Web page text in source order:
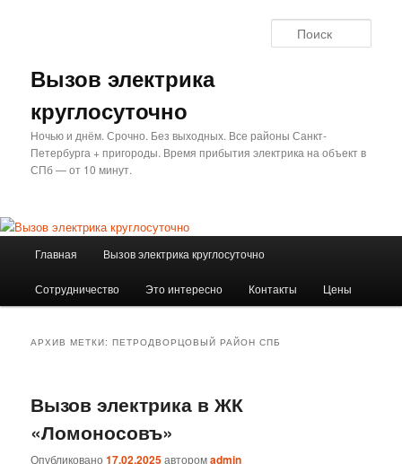
Вызов электрика
круглосуточно
Ночью и днём. Срочно. Без выходных. Все районы Санкт-
Петербурга + пригороды. Время прибытия электрика на объект в
СПб — от 10 минут.
Главная Вызов электрика круглосуточно
Сотрудничество Это интересно Контакты Цены
АРХИВ МЕТКИ:ПЕТРОДВОРЦОВЫЙ РАЙОН СПБ
Вызов электрика в ЖК
«Ломоносовъ»
Опубликовано17.02.2025авторомadmin